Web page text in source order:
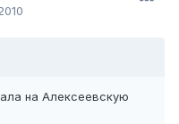
на Алексеевскую